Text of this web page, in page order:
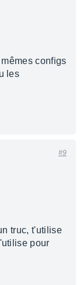
configs
les
#9
truc, t'utilise
pour